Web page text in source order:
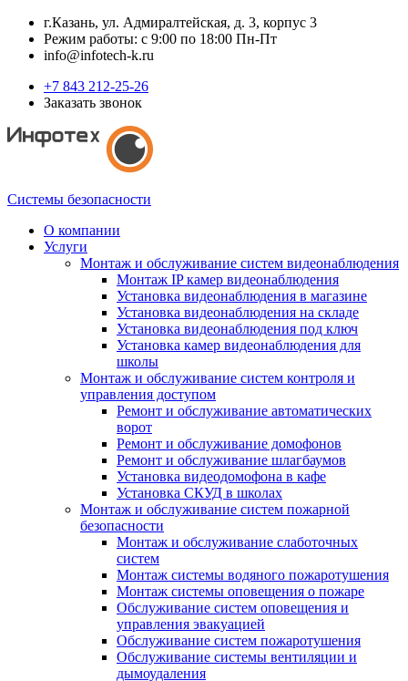
г.Казань, ул. Адмиралтейская, д. 3, корпус 3
Режим работы: с 9:00 по 18:00 Пн-Пт
info@infotech-k.ru
+7 843 212-25-26
Заказать звонок
Системы безопасности
О компании
Услуги
Монтаж и обслуживание систем видеонаблюдения
Монтаж IP камер видеонаблюдения
Установка видеонаблюдения в магазине
Установка видеонаблюдения на складе
Установка видеонаблюдения под ключ
Установка камер видеонаблюдения для
школы
Монтаж и обслуживание систем контроля и
управления доступом
Ремонт и обслуживание автоматических
ворот
Ремонт и обслуживание домофонов
Ремонт и обслуживание шлагбаумов
Установка видеодомофона в кафе
Установка СКУД в школах
Монтаж и обслуживание систем пожарной
безопасности
Монтаж и обслуживание слаботочных
систем
Монтаж системы водяного пожаротушения
Монтаж системы оповещения о пожаре
Обслуживание систем оповещения и
управления эвакуацией
Обслуживание систем пожаротушения
Обслуживание системы вентиляции и
дымоудаления